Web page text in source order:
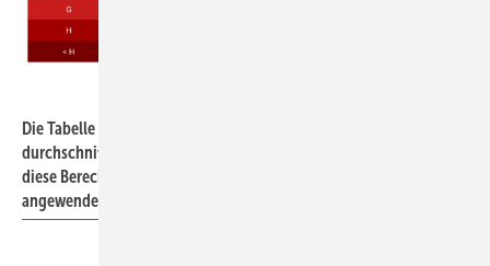
Die Tabelle zeigt eine beispielhafte Berechnung für eine
durchschnittlich große Wohnung von 92 m
diese Berechnung wurden Faktoren nach aktuellem Stand
angewendet.